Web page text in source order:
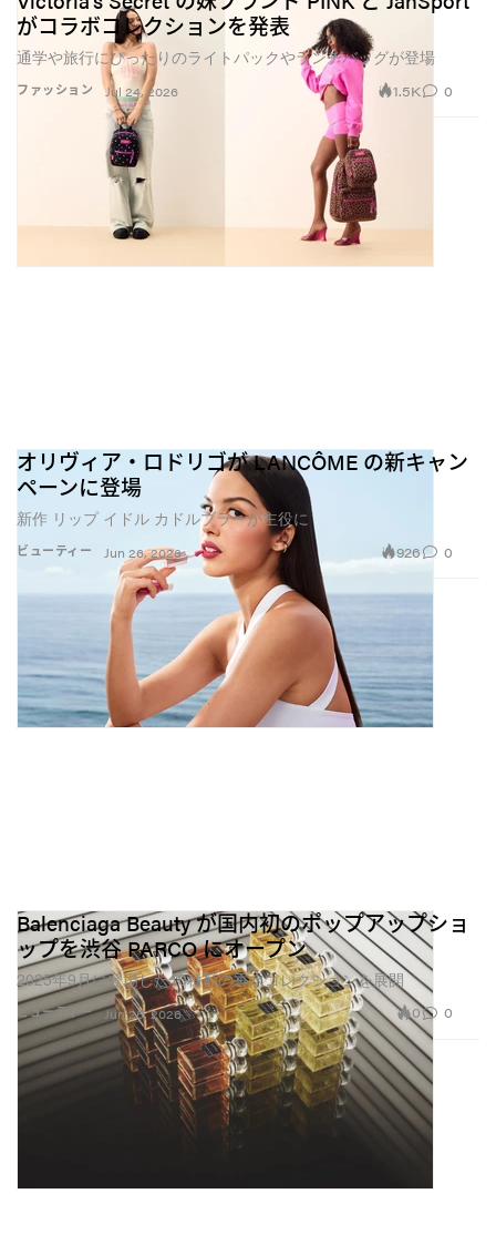
ファッション
がコラボコレクションを発表
通学や旅行にぴったりのライトパックやランチバッグが登場
Jul 24, 2026 1.5K 0
ビューティー
オリヴィア・ロドリゴが LANCÔME の新キャン
ペーンに登場
新作 リップ イドル カドルブラーが主役に
Jun 26, 2026 926 0
ビューティー
Balenciaga Beauty が国内初のポップアップショ
ップを渋谷 PARCO にオープン
2025年9月に登場した10種類の香水コレクションを展開
Jun 25, 2026 0 0